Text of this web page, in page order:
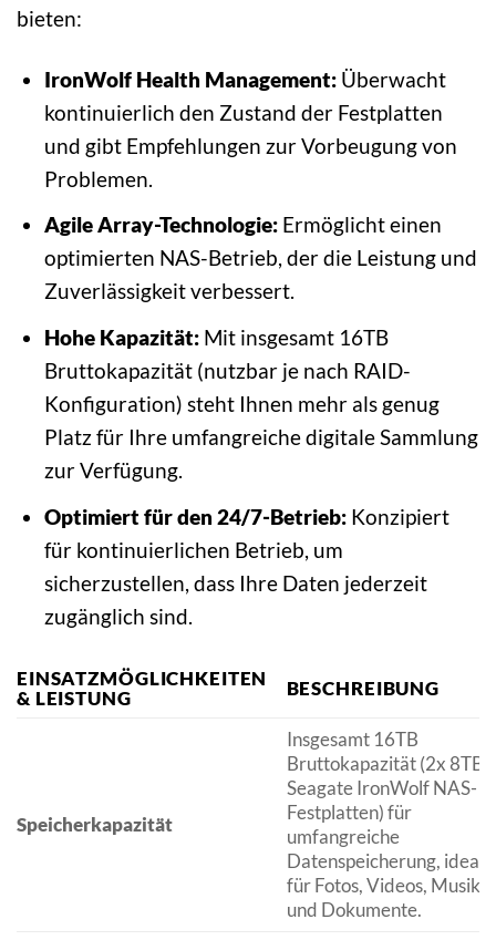
bieten:
IronWolf Health Management:Überwacht
kontinuierlich den Zustand der Festplatten
und gibt Empfehlungen zur Vorbeugung von
Problemen.
Agile Array-Technologie:Ermöglicht einen
optimierten NAS-Betrieb, der die Leistung und
Zuverlässigkeit verbessert.
Hohe Kapazität:Mit insgesamt 16TB
Bruttokapazität (nutzbar je nach RAID-
Konfiguration) steht Ihnen mehr als genug
Platz für Ihre umfangreiche digitale Sammlung
zur Verfügung.
Optimiert für den 24/7-Betrieb:Konzipiert
für kontinuierlichen Betrieb, um
sicherzustellen, dass Ihre Daten jederzeit
zugänglich sind.
EINSATZMÖGLICHKEITEN
& LEISTUNG
BESCHREIBUNG
Speicherkapazität
Insgesamt 16TB
Bruttokapazität (2x 8TB
Seagate IronWolf NAS-
Festplatten) für
umfangreiche
Datenspeicherung, ideal
für Fotos, Videos, Musik
und Dokumente.